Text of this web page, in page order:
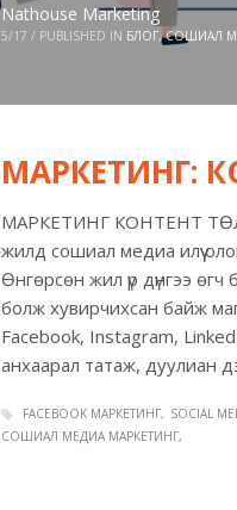
Nathouse Marketing
5/17 / PUBLISHED IN БЛОГ,СОШИАЛ
МАРКЕТИНГ:
МАРКЕТИНГ КОНТЕНТ
жилд сошиал медиа илүү
Өнгөрсөн жил үр дүнгээ
болж хувирчихсан байж
Facebook, Instagram,
анхаарал татаж, дуулиан
FACEBOOK МАРКЕТИНГ SOCIAL
СОШИАЛ МЕДИА МАРКЕТИНГ